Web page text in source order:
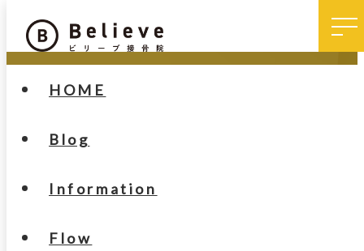
HOME
Blog
Information
Flow
７月の診療案内